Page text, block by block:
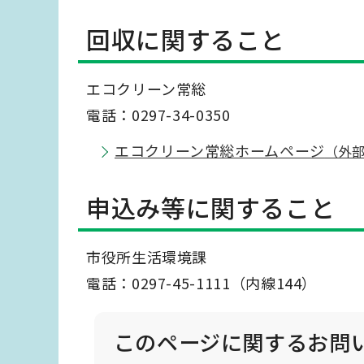
回収に関すること
エコクリーン常総
電話：0297-34-0350
エコクリーン常総ホームページ （外
申込み等に関すること
市役所生活環境課
電話：0297-45-1111（内線144）
このページに関するお問